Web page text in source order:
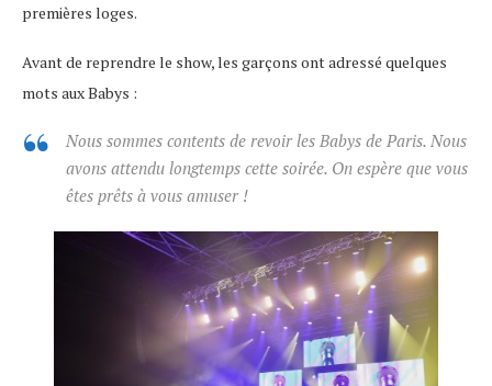
premières loges.
Avant de reprendre le show, les garçons ont adressé quelques
mots aux Babys :
Nous sommes contents de revoir les Babys de Paris. Nous
avons attendu longtemps cette soirée. On espère que vous
êtes prêts à vous amuser !